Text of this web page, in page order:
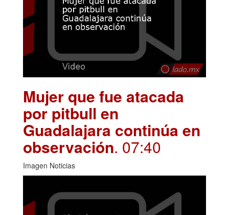
Mujer que fue atacada
por pitbull en
Guadalajara continúa en
observación. 07:40
Imagen Noticias